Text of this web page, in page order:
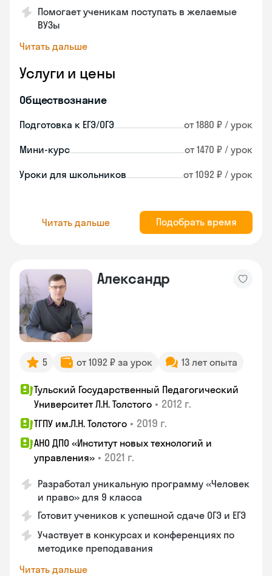
Помогает ученикам поступать в желаемые
ВУЗы
Читать дальше
Услуги и цены
Обществознание
Подготовка к ЕГЭ/ОГЭ от 1880 ₽ / урок
Мини-курс от 1470 ₽ / урок
Уроки для школьников от 1092 ₽ / урок
Читать дальше Подобрать время
Александр
5 от 1092 ₽ за урок 13 лет опыта
Тульский Государственный Педагогический
Университет Л.Н. Толстого • 2012 г.
ТГПУ им.Л.Н. Толстого • 2019 г.
АНО ДПО «Институт новых технологий и
управления» • 2021 г.
Разработал уникальную программу «Человек
и право» для 9 класса
Готовит учеников к успешной сдаче ОГЭ и ЕГЭ
Участвует в конкурсах и конференциях по
методике преподавания
Читать дальше